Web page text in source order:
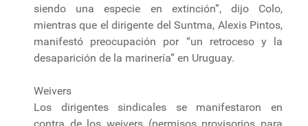
siendo una especie en extinción”, dijo Colo,
mientras que el dirigente del Suntma, Alexis Pintos,
manifestó preocupación por “un retroceso y la
desaparición de la marinería” en Uruguay.
Weivers
Los dirigentes sindicales se manifestaron en
contra de los weivers (permisos provisorios para